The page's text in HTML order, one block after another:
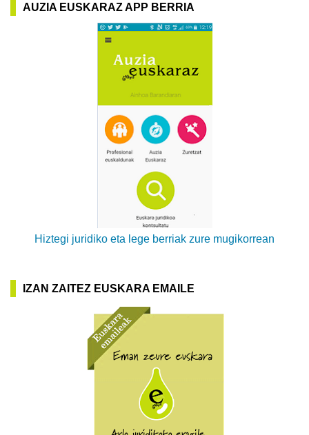
AUZIA EUSKARAZ APP BERRIA
Hiztegi juridiko eta lege berriak zure mugikorrean
IZAN ZAITEZ EUSKARA EMAILE